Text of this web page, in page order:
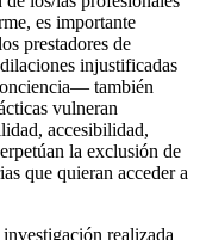
es importante
prestadores de
injustificadas
también
vulneran
accesibilidad,
la exclusión de
que quieran acceder a
realizada